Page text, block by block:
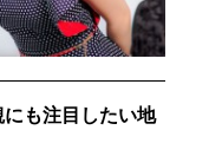
も注目したい地